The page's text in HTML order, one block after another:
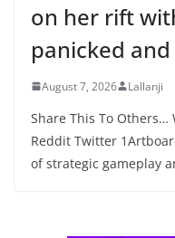
on her rift
panicked and
August 7, 2026 Lallanji
Share This To Others…
Reddit Twitter
of strategic gameplay